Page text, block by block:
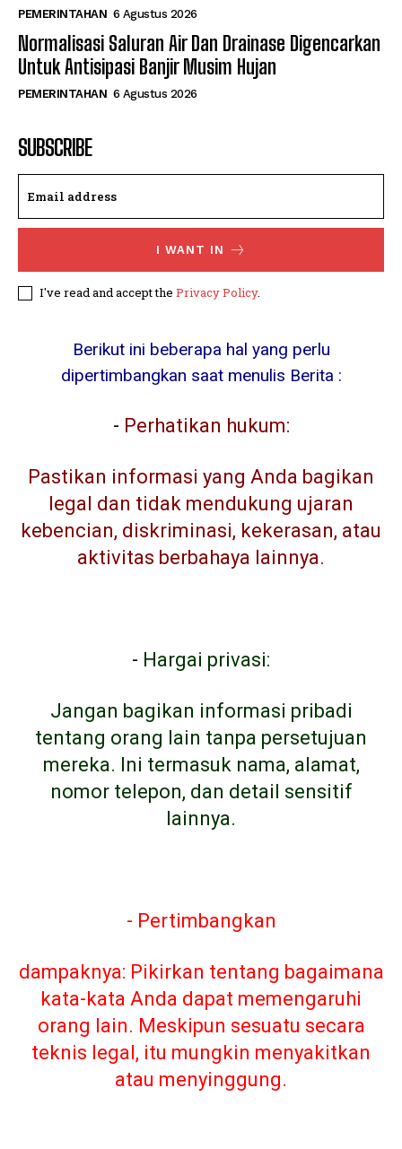
PEMERINTAHAN 6 Agustus 2026
Normalisasi Saluran Air Dan Drainase Digencarkan
Untuk Antisipasi Banjir Musim Hujan
PEMERINTAHAN 6 Agustus 2026
SUBSCRIBE
I WANT IN
I've read and accept the Privacy Policy.
Berikut ini beberapa hal yang perlu
dipertimbangkan saat menulis Berita :
- Perhatikan hukum:
Pastikan informasi yang Anda bagikan
legal dan tidak mendukung ujaran
kebencian, diskriminasi, kekerasan, atau
aktivitas berbahaya lainnya.
- Hargai privasi:
Jangan bagikan informasi pribadi
tentang orang lain tanpa persetujuan
mereka. Ini termasuk nama, alamat,
nomor telepon, dan detail sensitif
lainnya.
- Pertimbangkan
dampaknya: Pikirkan tentang bagaimana
kata-kata Anda dapat memengaruhi
orang lain. Meskipun sesuatu secara
teknis legal, itu mungkin menyakitkan
atau menyinggung.